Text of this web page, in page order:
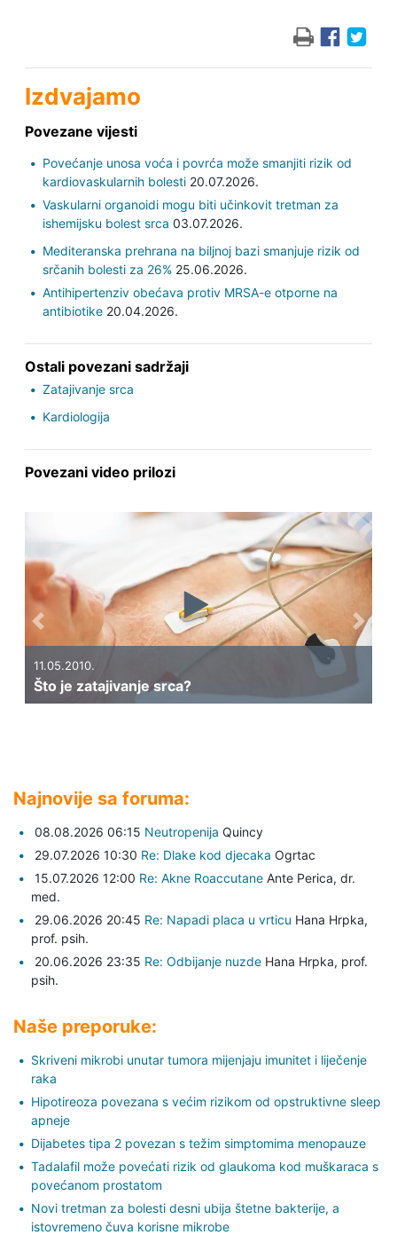
Izdvajamo
Povezane vijesti
Povećanje unosa voća i povrća može smanjiti rizik od
kardiovaskularnih bolesti20.07.2026.
Vaskularni organoidi mogu biti učinkovit tretman za
ishemijsku bolest srca 03.07.2026.
Mediteranska prehrana na biljnoj bazi smanjuje rizik od
srčanih bolesti za 26%25.06.2026.
Antihipertenziv obećava protiv MRSA-e otporne na
antibiotike20.04.2026.
Ostali povezani sadržaji
Zatajivanje srca
Kardiologija
Povezani video prilozi
11.05.2010.
Što je zatajivanje srca?
Previous Next
Najnovije sa foruma:
08.08.2026 06:15 Neutropenija Quincy
29.07.2026 10:30 Re: Dlake kod djecaka Ogrtac
15.07.2026 12:00 Re: Akne Roaccutane Ante Perica, dr.
med.
29.06.2026 20:45 Re: Napadi placa u vrticu Hana Hrpka,
prof. psih.
20.06.2026 23:35 Re: Odbijanje nuzde Hana Hrpka, prof.
psih.
Naše preporuke:
Skriveni mikrobi unutar tumora mijenjaju imunitet i liječenje
raka
Hipotireoza povezana s većim rizikom od opstruktivne sleep
apneje
Dijabetes tipa 2 povezan s težim simptomima menopauze
Tadalafil može povećati rizik od glaukoma kod muškaraca s
povećanom prostatom
Novi tretman za bolesti desni ubija štetne bakterije, a
istovremeno čuva korisne mikrobe